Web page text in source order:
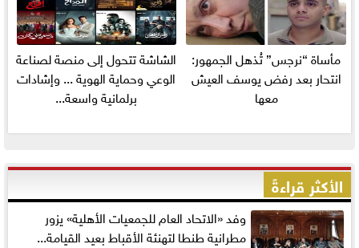
مأساة “نرجس” تُذهل الجمهور:
انتحار بعد رفض يوسف العيش
معها
الشاشة تتحول إلى منصة لصناعة
الوعي وحماية الهوية ... وإشادات
برلمانية واسعة...
الأكثر قراءةً
وفد «الاتحاد العام للجمعيات الأهلية» يزور
مطرانية طنطا لتهنئة الأقباط بعيد القيامة...